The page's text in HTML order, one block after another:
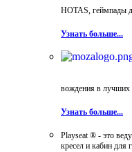
HOTAS, геймпады
Узнать больше...
вождения в лучших
Узнать больше...
Playseat ® - это
кресел и кабин для